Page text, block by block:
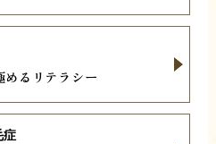
るリテラシー
症